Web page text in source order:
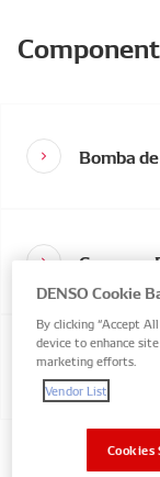
Bomba
Common
Inyector
DENSO Cookie
By clicking “Accept
device to enhance
marketing efforts.
Vendor List